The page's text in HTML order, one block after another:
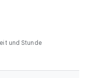
und Stunde